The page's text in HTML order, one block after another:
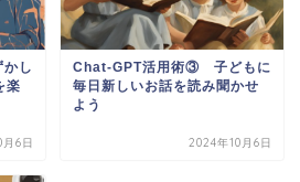
し
楽
6日
Chat-GPT活用術③ 子どもに
毎日新しいお話を読み聞かせ
よう
2024年10月6日